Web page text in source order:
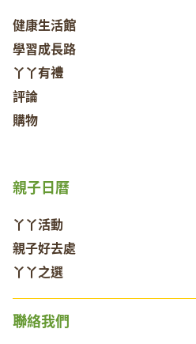
健康生活館
學習成長路
丫丫有禮
評論
購物
親子日曆
丫丫活動
親子好去處
丫丫之選
聯絡我們